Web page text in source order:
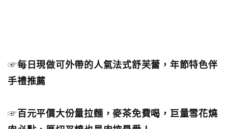
☞每日現做可外帶的人氣法式舒芙蕾，年節特色伴
手禮推薦
☞ 百元平價大份量拉麵，麥茶免費喝，巨量雪花燒